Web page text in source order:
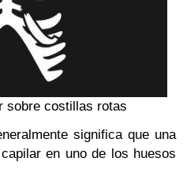
sobre costillas rotas
significa que una
en uno de los huesos